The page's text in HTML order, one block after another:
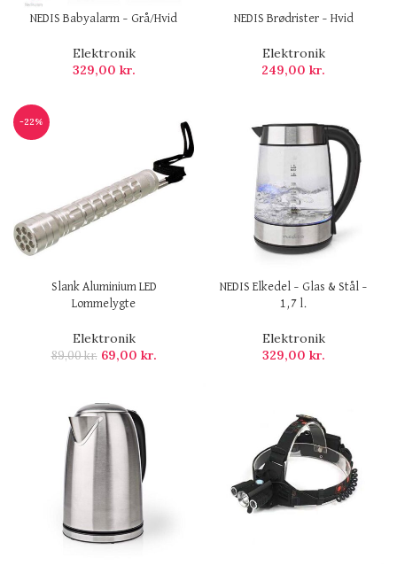
NEDIS Babyalarm – Grå/Hvid
Elektronik
329,00 kr.
NEDIS Brødrister – Hvid
Elektronik
249,00 kr.
-22%
Slank Aluminium LED
Lommelygte
Elektronik
89,00kr. 69,00 kr.
NEDIS Elkedel – Glas & Stål –
1,7 l.
Elektronik
329,00 kr.